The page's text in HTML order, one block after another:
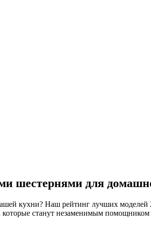
шестернями для
кухни? Наш рейтинг лучших моделей
станут незаменимым